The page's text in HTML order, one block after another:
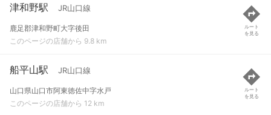
津和野駅 JR山口線
鹿足郡津和野町大字後田
このページの店舗から 9.8 km
ルート
を見る
船平山駅 JR山口線
山口県山口市阿東徳佐中字水戸
このページの店舗から 12 km
ルート
を見る